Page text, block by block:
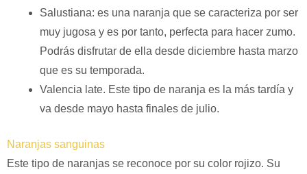
Salustiana: es una naranja que se caracteriza por ser
muy jugosa y es por tanto, perfecta para hacer zumo.
Podrás disfrutar de ella desde diciembre hasta marzo
que es su temporada.
Valencia late. Este tipo de naranja es la más tardía y
va desde mayo hasta finales de julio.
Naranjas sanguinas
Este tipo de naranjas se reconoce por su color rojizo. Su